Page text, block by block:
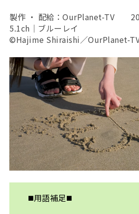
製作 ・ 配給：OurPlanet-TV
5.1ch｜ブルーレイ
©Hajime Shiraishi／OurPlanet-
◼️用語補足◼️